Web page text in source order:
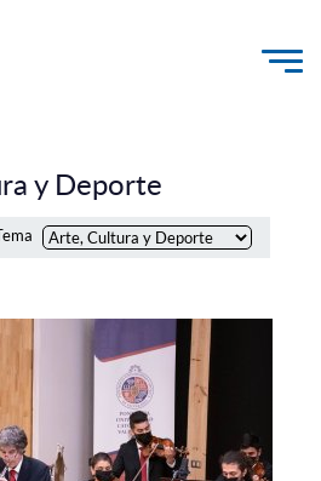
e Innovación
y Deporte